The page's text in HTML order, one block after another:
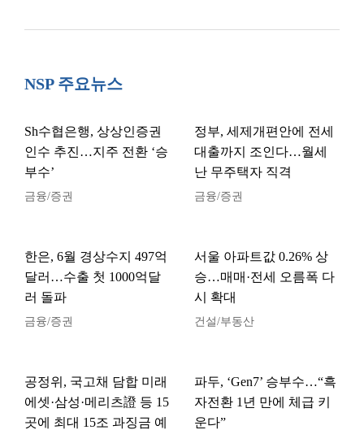
NSP 주요뉴스
Sh수협은행, 상상인증권
인수 추진…지주 전환 ‘승
부수’
금융/증권
정부, 세제개편안에 전세
대출까지 조인다…월세
난 무주택자 직격
금융/증권
한은, 6월 경상수지 497억
달러…수출 첫 1000억달
러 돌파
금융/증권
서울 아파트값 0.26% 상
승…매매·전세 오름폭 다
시 확대
건설/부동산
공정위, 국고채 담합 미래
에셋·삼성·메리츠證 등 15
곳에 최대 15조 과징금 예
파두, ‘Gen7’ 승부수…“흑
자전환 1년 만에 체급 키
운다”